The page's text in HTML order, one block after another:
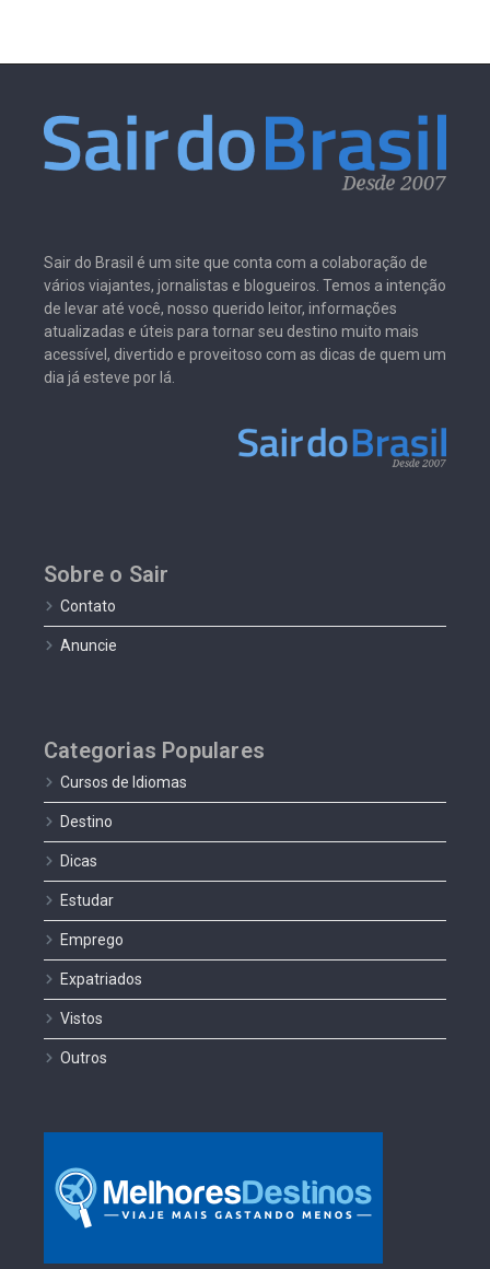
Sair do Brasil é um site que conta com a colaboração de
vários viajantes, jornalistas e blogueiros. Temos a intenção
de levar até você, nosso querido leitor, informações
atualizadas e úteis para tornar seu destino muito mais
acessível, divertido e proveitoso com as dicas de quem um
dia já esteve por lá.
Sobre o Sair
Contato
Anuncie
Categorias Populares
Cursos de Idiomas
Destino
Dicas
Estudar
Emprego
Expatriados
Vistos
Outros